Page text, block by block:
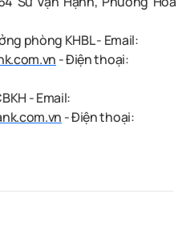
phòng KHBL - Email:
- Điện thoại:
- Email:
- Điện thoại: